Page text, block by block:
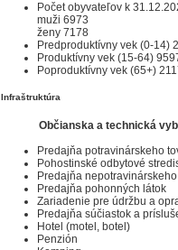
Počet obyvateľov k
muži 6973
ženy 7178
Predproduktívny vek (0-14)
Produktívny vek (15-64)
Poproduktívny vek (65+)
Infraštruktúra
Občianska a technická
Predajňa potravinárskeho
Pohostinské odbytové
Predajňa
Predajňa pohonných látok
Zariadenie pre údržbu a
Predajňa súčiastok a
Hotel (motel, botel)
Penzión